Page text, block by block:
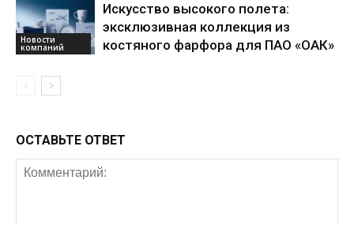
Новости
компаний
Искусство высокого полета:
эксклюзивная коллекция из
костяного фарфора для ПАО «ОАК»
ОСТАВЬТЕ ОТВЕТ